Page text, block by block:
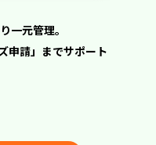
一元管理。
申請」までサポート